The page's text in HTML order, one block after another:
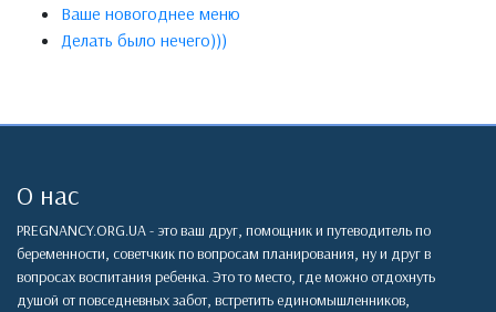
Ваше новогоднее меню
Делать было нечего)))
О нас
PREGNANCY.ORG.UA - это ваш друг, помощник и путеводитель по
беременности, советчкик по вопросам планирования, ну и друг в
вопросах воспитания ребенка. Это то место, где можно отдохнуть
душой от повседневных забот, встретить единомышленников,